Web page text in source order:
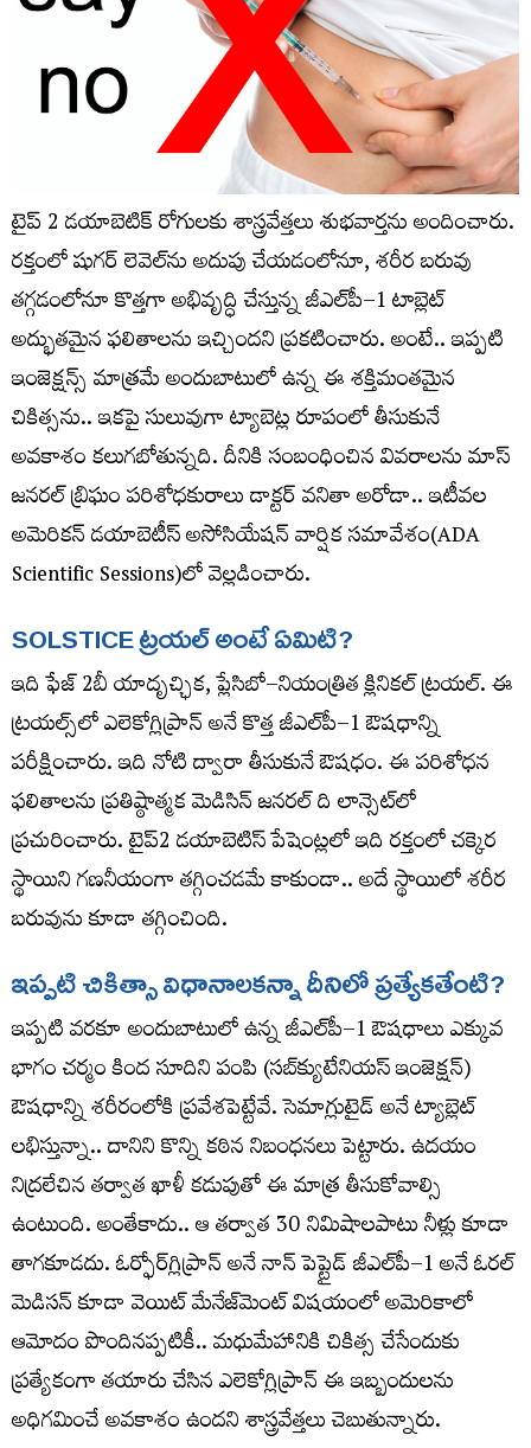
టైప్‌ 2 డయాబెటిక్‌ రోగులకు శాస్త్రవేత్తలు శుభవార్తను అందించారు.
రక్తంలో షుగర్‌ లెవెల్‌ను అదుపు చేయడంలోనూ, శరీర బరువు
తగ్గడంలోనూ కొత్తగా అభివృద్ధి చేస్తున్న జీఎల్‌పీ–1 టాబ్లెట్‌
అద్భుతమైన ఫలితాలను ఇచ్చిందని ప్రకటించారు. అంటే.. ఇప్పటి
ఇంజెక్షన్స్‌ మాత్రమే అందుబాటులో ఉన్న ఈ శక్తిమంతమైన
చికిత్సను.. ఇకపై సులువుగా ట్యాబెట్ల రూపంలో తీసుకునే
అవకాశం కలుగబోతున్నది. దీనికి సంబంధించిన వివరాలను మాస్‌
జనరల్‌ బ్రిఘం పరిశోధకురాలు డాక్టర్‌ వనితా అరోడా.. ఇటీవల
అమెరికన్‌ డయాబెటీస్‌ అసోసియేషన్‌ వార్షిక సమావేశం(ADA
Scientific Sessions)లో వెల్లడించారు.
SOLSTICE ట్రయల్ అంటే ఏమిటి?
ఇది ఫేజ్‌ 2బీ యాదృచ్ఛిక, ప్లేసిబో–నియంత్రిత క్లినికల్‌ ట్రయల్‌. ఈ
ట్రయల్స్‌లో ఎలెకోగ్లిప్రాన్‌ అనే కొత్త జీఎల్‌పీ–1 ఔషధాన్ని
పరీక్షించారు. ఇది నోటి ద్వారా తీసుకునే ఔషధం. ఈ పరిశోధన
ఫలితాలను ప్రతిష్ఠాత్మక మెడిసిన్‌ జనరల్‌ ది లాన్సెట్‌లో
ప్రచురించారు. టైప్‌2 డయాబెటిస్‌ పేషెంట్లలో ఇది రక్తంలో చక్కెర
స్థాయిని గణనీయంగా తగ్గించడమే కాకుండా.. అదే స్థాయిలో శరీర
బరువును కూడా తగ్గించింది.
ఇప్పటి చికిత్సా విధానాలకన్నా దీనిలో ప్రత్యేకతేంటి?
ఇప్పటి వరకూ అందుబాటులో ఉన్న జీఎల్‌పీ–1 ఔషధాలు ఎక్కువ
భాగం చర్మం కింద సూదిని పంపి (సబ్‌క్యుటేనియస్ ఇంజెక్షన్)
ఔషధాన్ని శరీరంలోకి ప్రవేశపెట్టేవే. సెమాగ్లుటైడ్‌ అనే ట్యాబ్లెట్‌
లభిస్తున్నా.. దానిని కొన్ని కఠిన నిబంధనలు పెట్టారు. ఉదయం
నిద్రలేచిన తర్వాత ఖాళీ కడుపుతో ఈ మాత్ర తీసుకోవాల్సి
ఉంటుంది. అంతేకాదు.. ఆ తర్వాత 30 నిమిషాలపాటు నీళ్లు కూడా
తాగకూడదు. ఓర్ఫోర్‌గ్లిప్రాన్‌ అనే నాన్‌ పెప్టైడ్‌ జీఎల్‌పీ–1 అనే ఓరల్‌
మెడిసన్‌ కూడా వెయిట్‌ మేనేజ్‌మెంట్‌ విషయంలో అమెరికాలో
ఆమోదం పొందినప్పటికీ.. మధుమేహానికి చికిత్స చేసేందుకు
ప్రత్యేకంగా తయారు చేసిన ఎలెకోగ్లిప్రాన్‌ ఈ ఇబ్బందులను
అధిగమించే అవకాశం ఉందని శాస్త్రవేత్తలు చెబుతున్నారు.